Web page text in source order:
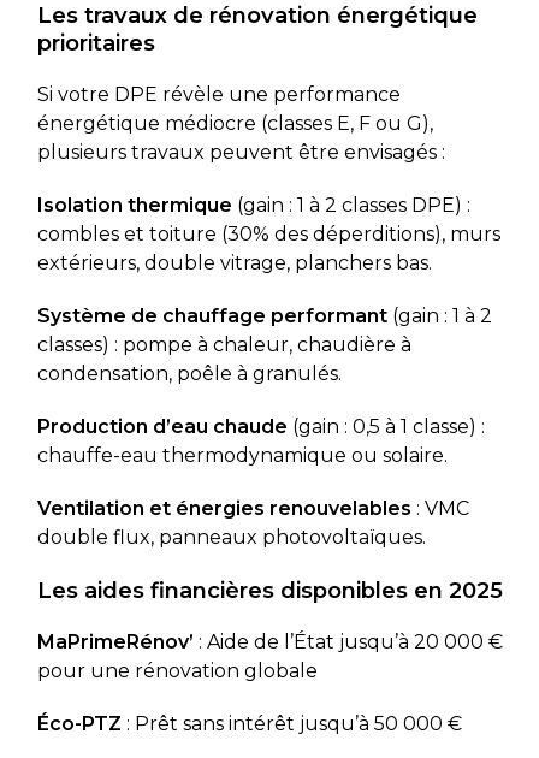
Les travaux de rénovation énergétique
prioritaires
Si votre DPE révèle une performance
énergétique médiocre (classes E, F ou G),
plusieurs travaux peuvent être envisagés :
Isolation thermique (gain : 1 à 2 classes DPE) :
combles et toiture (30% des déperditions), murs
extérieurs, double vitrage, planchers bas.
Système de chauffage performant(gain : 1 à 2
classes) : pompe à chaleur, chaudière à
condensation, poêle à granulés.
Production d’eau chaude (gain : 0,5 à 1 classe) :
chauffe-eau thermodynamique ou solaire.
Ventilation et énergies renouvelables : VMC
double flux, panneaux photovoltaïques.
Les aides financières disponibles en 2025
MaPrimeRénov’ : Aide de l’État jusqu’à 20 000 €
pour une rénovation globale
Éco-PTZ : Prêt sans intérêt jusqu’à 50 000 €